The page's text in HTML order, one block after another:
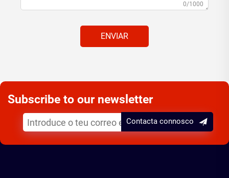
0/1000
ENVIAR
Subscribe to our newsletter
Contacta connosco